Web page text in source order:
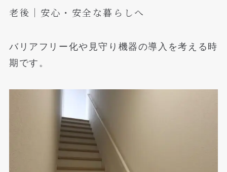
老後｜安心・安全な暮らしへ
バリアフリー化や見守り機器の導入を考える時
期です。